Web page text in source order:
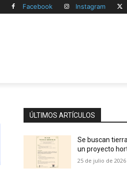
Facebook Instagram
ÚLTIMOS ARTÍCULOS
Se buscan
un proyecto
25 de julio de 2026